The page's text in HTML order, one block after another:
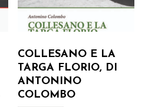
COLLESANO E LA
TARGA FLORIO, DI
ANTONINO
COLOMBO